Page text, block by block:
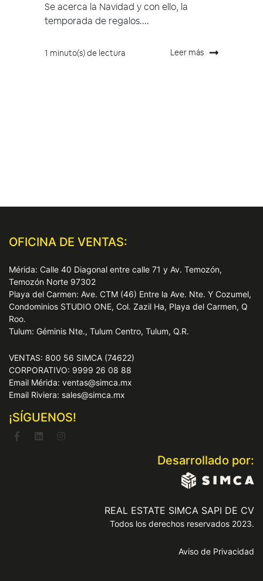
Se acerca la Navidad y con ello, la
temporada de regalos....
1 minuto(s) de lectura Leer más
OFICINA DE VENTAS:
Mérida: Calle 40 Diagonal entre calle 71 y Av. Temozón,
Temozón Norte 97302
Playa del Carmen: Ave. CTM (46) Entre la Ave. Nte. Y Cozumel,
Condominios STUDIO ONE, Col. Zazil Ha, Playa del Carmen, Q
Roo.
Tulum: Géminis Nte., Tulum Centro, Tulum, Q.R.
VENTAS: 800 56 SIMCA (74622)
CORPORATIVO: 9999 26 08 88
Email Mérida: ventas@simca.mx
Email Riviera: sales@simca.mx
¡SÍGUENOS!
Desarrollado por:
REAL ESTATE SIMCA SAPI DE CV
Todos los derechos reservados 2023.
Aviso de Privacidad